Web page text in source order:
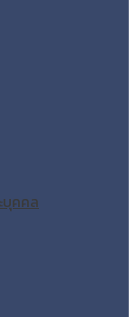
บุคคล